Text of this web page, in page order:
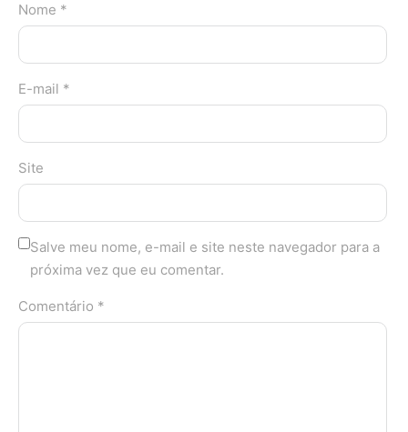
Nome *
E-mail *
Site
Salve meu nome, e-mail e site neste navegador para a
próxima vez que eu comentar.
Comentário *